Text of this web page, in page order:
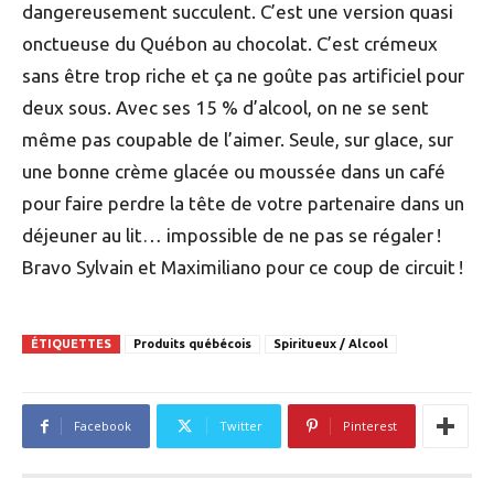
dangereusement succulent. C’est une version quasi
onctueuse du Québon au chocolat. C’est crémeux
sans être trop riche et ça ne goûte pas artificiel pour
deux sous. Avec ses 15 % d’alcool, on ne se sent
même pas coupable de l’aimer. Seule, sur glace, sur
une bonne crème glacée ou moussée dans un café
pour faire perdre la tête de votre partenaire dans un
déjeuner au lit… impossible de ne pas se régaler !
Bravo Sylvain et Maximiliano pour ce coup de circuit !
ÉTIQUETTES Produits québécois Spiritueux / Alcool
Facebook Twitter Pinterest